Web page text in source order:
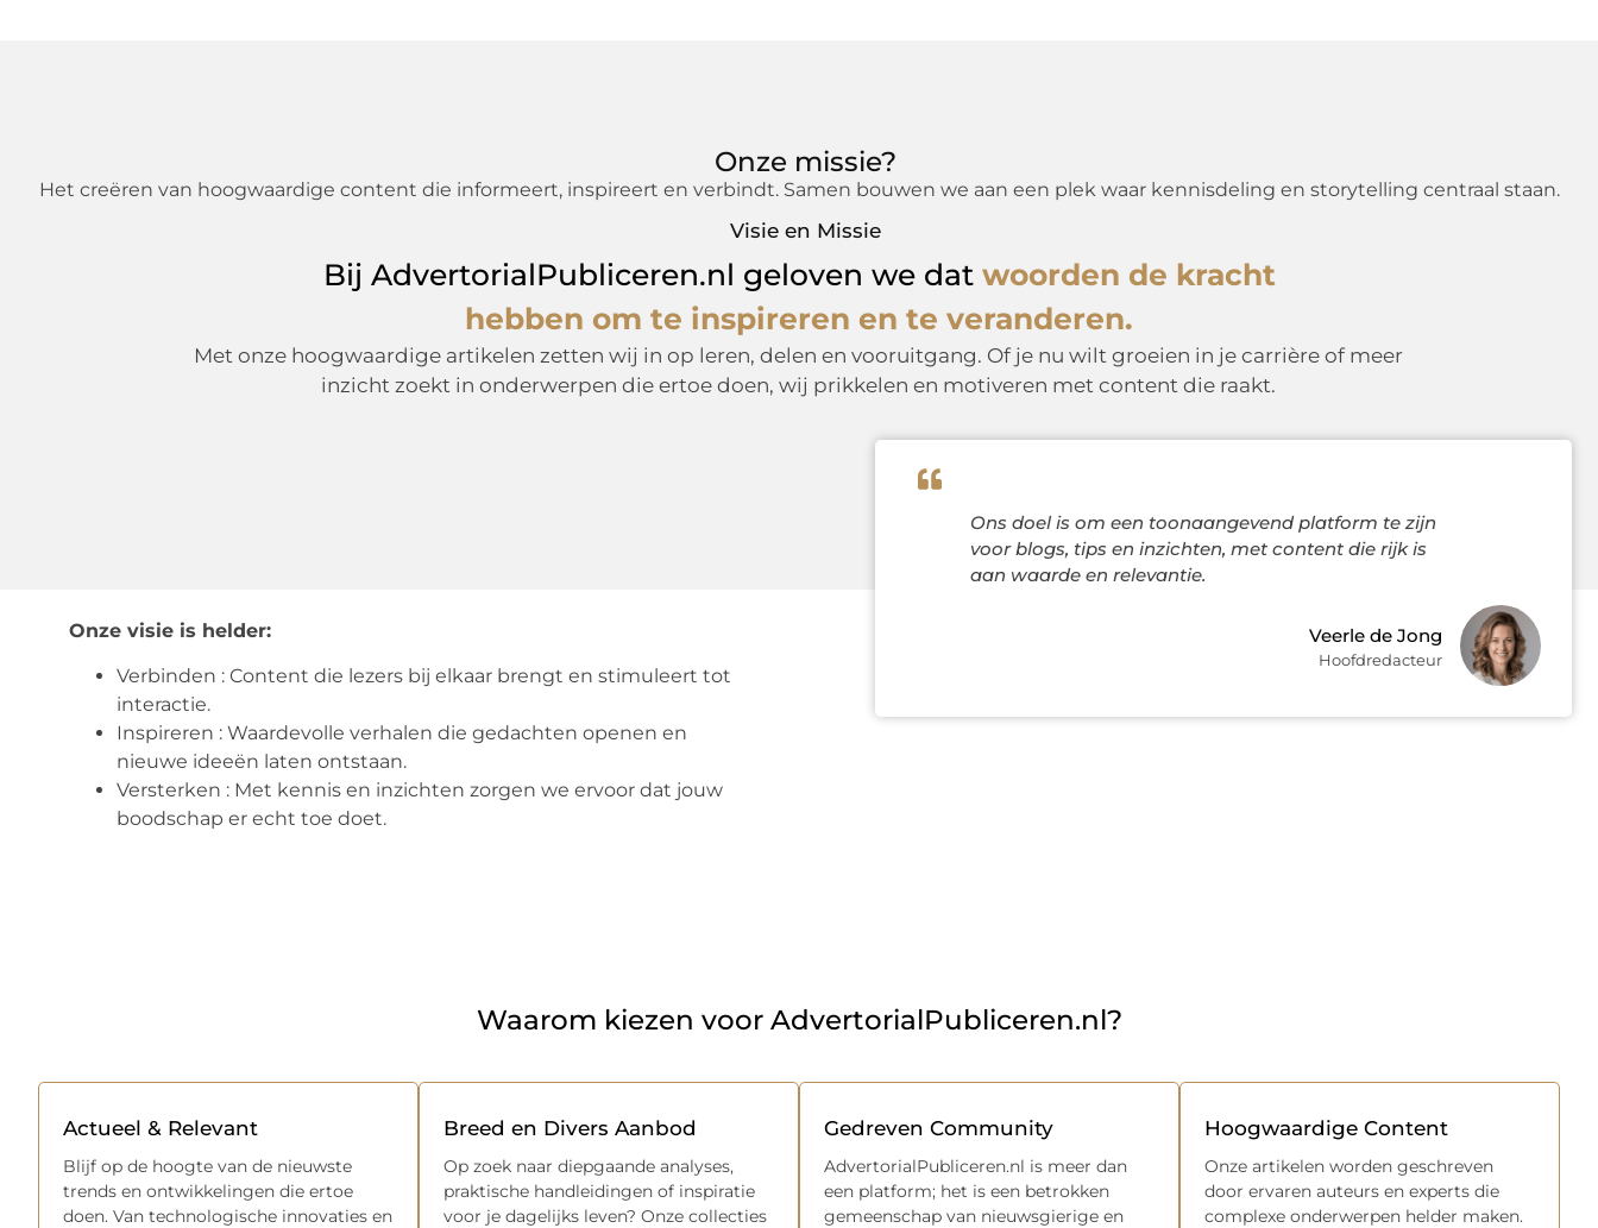
Onze missie?
Het creëren van hoogwaardige content die informeert, inspireert en verbindt. Samen bouwen we aan een plek waar kennisdeling en storytelling centraal staan.
Visie en Missie
Bij AdvertorialPubliceren.nl geloven we datwoorden de kracht
hebben om te inspireren en te veranderen.
Met onze hoogwaardige artikelen zetten wij in op leren, delen en vooruitgang. Of je nu wilt groeien in je carrière of meer
inzicht zoekt in onderwerpen die ertoe doen, wij prikkelen en motiveren met content die raakt.
Onze visie is helder:
Verbinden : Content die lezers bij elkaar brengt en stimuleert tot
interactie.
Inspireren : Waardevolle verhalen die gedachten openen en
nieuwe ideeën laten ontstaan.
Versterken : Met kennis en inzichten zorgen we ervoor dat jouw
boodschap er echt toe doet.
Ons doel is om een toonaangevend platform te zijn
voor blogs, tips en inzichten, met content die rijk is
aan waarde en relevantie.
Veerle de Jong
Hoofdredacteur
Waarom kiezen voor AdvertorialPubliceren.nl?
Actueel & Relevant
Blijf op de hoogte van de nieuwste
trends en ontwikkelingen die ertoe
doen. Van technologische innovaties en
Breed en Divers Aanbod
Op zoek naar diepgaande analyses,
praktische handleidingen of inspiratie
voor je dagelijks leven? Onze collecties
Gedreven Community
AdvertorialPubliceren.nl is meer dan
een platform; het is een betrokken
gemeenschap van nieuwsgierige en
Hoogwaardige Content
Onze artikelen worden geschreven
door ervaren auteurs en experts die
complexe onderwerpen helder maken.